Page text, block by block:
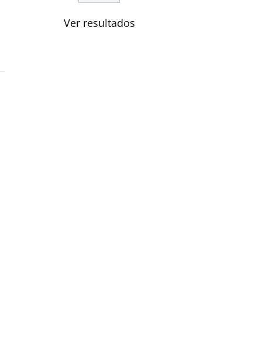
Ver resultados